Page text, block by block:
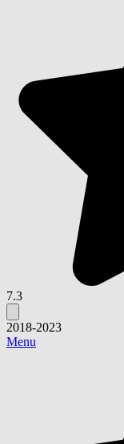
7.3
2018-2023
Menu